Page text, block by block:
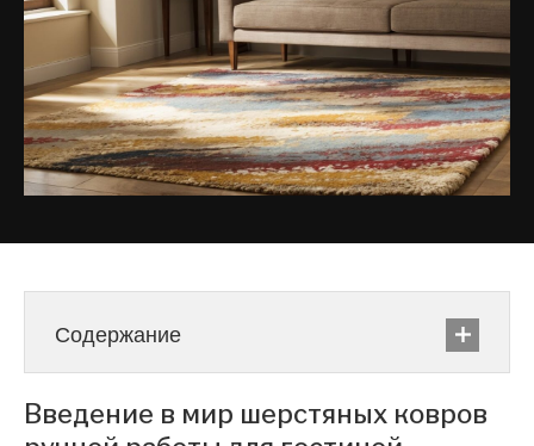
Содержание
Введение в мир шерстяных ковров